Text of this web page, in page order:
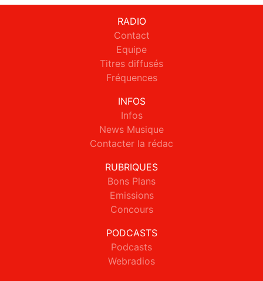
RADIO
Contact
Equipe
Titres diffusés
Fréquences
INFOS
Infos
News Musique
Contacter la rédac
RUBRIQUES
Bons Plans
Emissions
Concours
PODCASTS
Podcasts
Webradios